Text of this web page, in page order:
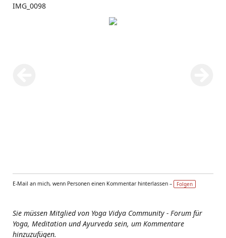
IMG_0098
E-Mail an mich, wenn Personen einen Kommentar hinterlassen – Folgen
Sie müssen Mitglied von Yoga Vidya Community - Forum für
Yoga, Meditation und Ayurveda sein, um Kommentare
hinzuzufügen.